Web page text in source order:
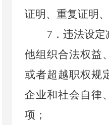
证明、重复证明
7 ． 违法设定
他组织合法权益
或者超越职权规
企业和社会自律
项；